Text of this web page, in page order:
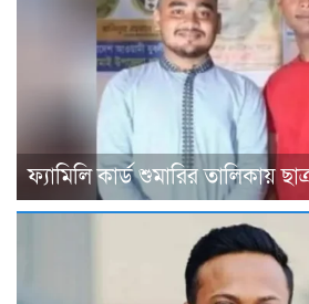
ফ্যামিলি কার্ড শুমারির তালিকায়